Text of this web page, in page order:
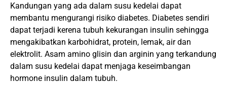
Kandungan yang ada dalam susu kedelai dapat
membantu mengurangi risiko diabetes. Diabetes sendiri
dapat terjadi kerena tubuh kekurangan insulin sehingga
mengakibatkan karbohidrat, protein, lemak, air dan
elektrolit. Asam amino glisin dan arginin yang terkandung
dalam susu kedelai dapat menjaga keseimbangan
hormone insulin dalam tubuh.